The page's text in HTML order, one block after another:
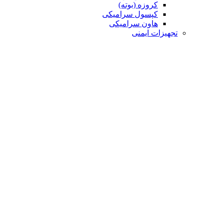
کروزه (بوته)
کپسول سرامیکی
هاون سرامیکی
تجهیزات ایمنی